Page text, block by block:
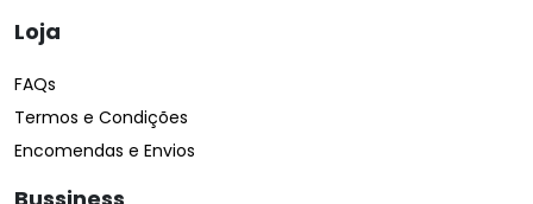
Loja
FAQs
Termos e Condições
Encomendas e Envios